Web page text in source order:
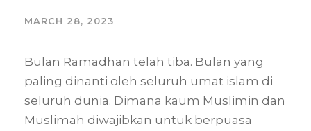
MARCH 28, 2023
Bulan Ramadhan telah tiba. Bulan yang
paling dinanti oleh seluruh umat islam di
seluruh dunia. Dimana kaum Muslimin dan
Muslimah diwajibkan untuk berpuasa